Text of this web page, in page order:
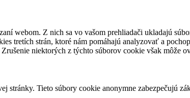
webom. Z nich sa vo vašom prehliadači ukladajú
tretích strán, ktoré nám pomáhajú analyzovať a
niektorých z týchto súborov cookie však môže
stránky. Tieto súbory cookie anonymne zabezpečujú